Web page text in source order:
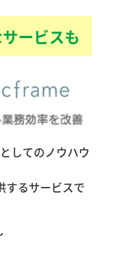
ービスも
してのノウハウ
するサービスで